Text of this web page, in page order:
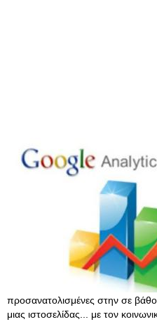
προσανατολισμένες στην σε
μιας ιστοσελίδας... με τον